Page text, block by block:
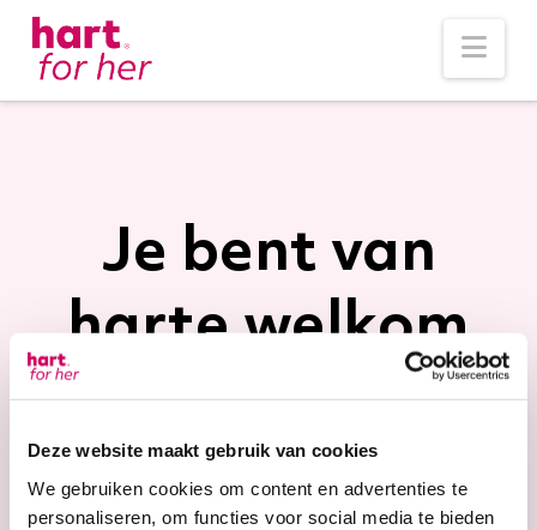
Deze website maakt gebruik van cookies
We gebruiken cookies om content en advertenties te
personaliseren, om functies voor social media te bieden
Je bent van
harte welkom
voor een
proefles